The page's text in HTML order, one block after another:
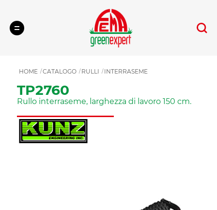
Cerca
HOME CATALOGO RULLI INTERRASEME
TP2760
Rullo interraseme, larghezza di lavoro 150 cm.